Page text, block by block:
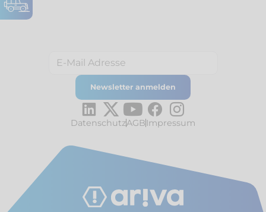
DatenschutzAGB Impressum